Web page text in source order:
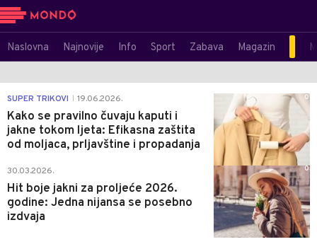
Naslovna Najnovije Info Sport Zabava Magazin
SUPER TRIKOVI 19.06.2026.
Kako se pravilno čuvaju kaputi i
jakne tokom ljeta: Efikasna zaštita
od moljaca, prljavštine i propadanja
0
30.03.2026.
Hit boje jakni za proljeće 2026.
godine: Jedna nijansa se posebno
izdvaja
0